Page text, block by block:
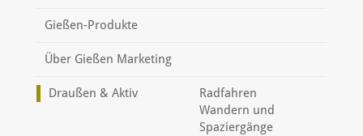
Gießen-Produkte
Über Gießen Marketing
Draußen & Aktiv
Radfahren
Wandern und
Spaziergänge